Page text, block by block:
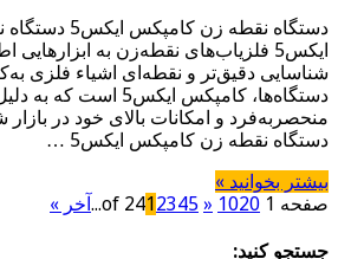
دستگاه نقطه زن
ایکس5 فلزیاب‌های نقطه‌زن به
شناسایی دقیق‌تر و نقطه‌ای اشیاء فلزی
دستگاه‌ها، کامپکس ایکس5
منحصر‌به‌فرد و امکانات بالای خود در
دستگاه نقطه زن کامپکس ایکس5 …
بیشتر بخوانید »
صفحه 1 of 24
12345 » 1020
...آخر »
جستجو کنید: